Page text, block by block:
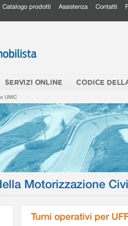
Catalogo prodotti Assistenza Contatti
SERVIZI ONLINE CODICE
UMC
Motorizzazione
Turni operativi per